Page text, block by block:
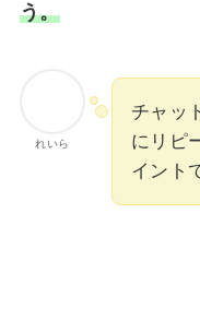
う。
れいら
チャッ
にリピ
イント